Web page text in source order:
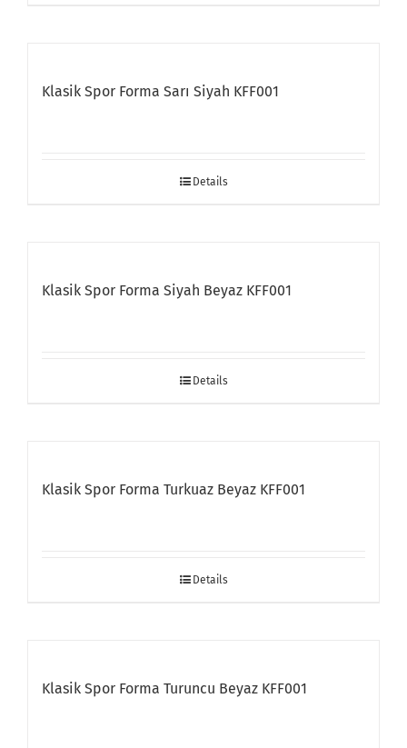
Klasik Spor Forma Sarı Siyah KFF001
Details
Klasik Spor Forma Siyah Beyaz KFF001
Details
Klasik Spor Forma Turkuaz Beyaz KFF001
Details
Klasik Spor Forma Turuncu Beyaz KFF001